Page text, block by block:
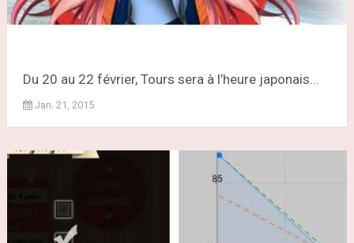
Du 20 au 22 février, Tours sera à l’heure japonais...
Jan. 21, 2015